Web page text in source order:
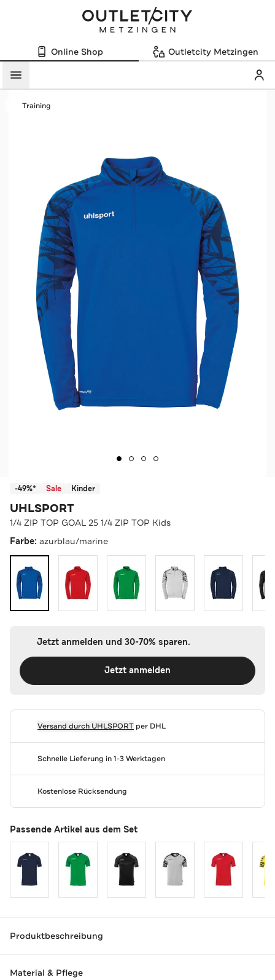
Online Shop Outletcity Metzingen
Menü
Training
-49%* Sale Kinder
UHLSPORT
1/4 ZIP TOP GOAL 25 1/4 ZIP TOP Kids
Farbe: azurblau/marine
Jetzt anmelden und 30-70% sparen.
Jetzt anmelden
Versand durch UHLSPORTper DHL
Schnelle Lieferung in 1-3 Werktagen
Kostenlose Rücksendung
Passende Artikel aus dem Set
Produktbeschreibung
Material & Pflege